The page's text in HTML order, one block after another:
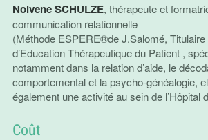
Nolvene SCHULZE, thérapeute et
communication relationnelle
(Méthode ESPERE®de J.Salomé,
d’Education Thérapeutique du Patient ,
notamment dans la relation d’aide, le
comportemental et la psycho-généalogie,
également une activité au sein de l’Hôpital
Coût